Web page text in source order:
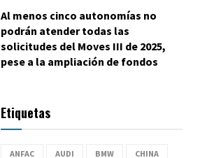
Al menos cinco autonomías no
podrán atender todas las
solicitudes del Moves III de 2025,
pese a la ampliación de fondos
Etiquetas
ANFAC AUDI BMW CHINA